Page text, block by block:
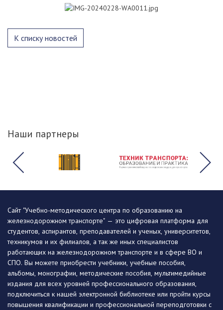
К списку новостей
Наши партнеры
Сайт "Учебно-методического центра по образованию на
железнодорожном транспорте" — это цифровая платформа для
студентов, аспирантов, преподавателей и ученых, университетов,
техникумов и их филиалов, а так же иных специалистов
работающих на железнодорожном транспорте и в сфере ВО и
СПО. Вы можете приобрести учебники, учебные пособия,
альбомы, монографии, методические пособия, мультимедийные
издания для всех уровней профессионального образования,
подключиться к нашей электронной библиотеке или пройти курсы
повышения квалификации и профессиональной переподготовки с